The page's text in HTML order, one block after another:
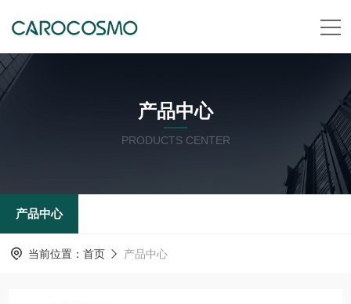
产品中心
PRODUCTS CENTER
产品中心
当前位置： 首页 产品中心